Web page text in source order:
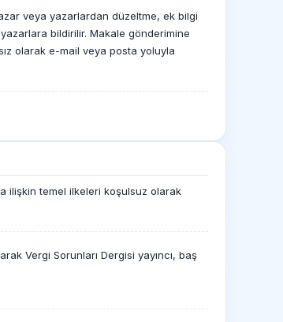
veya yazarlardan düzeltme, ek bilgi
bildirilir. Makale gönderimine
olarak e-mail veya posta yoluyla
ilişkin temel ilkeleri koşulsuz olarak
Vergi Sorunları Dergisi yayıncı, baş